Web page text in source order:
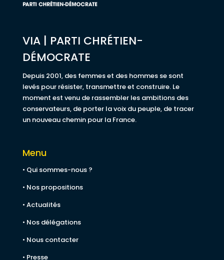
VIA | PARTI CHRÉTIEN-
DÉMOCRATE
Depuis 2001, des femmes et des hommes se sont
levés pour résister, transmettre et construire. Le
moment est venu de rassembler les ambitions des
conservateurs, de porter la voix du peuple, de tracer
un nouveau chemin pour la France.
Menu
• Qui sommes-nous ?
• Nos propositions
• Actualités
• Nos délégations
• Nous contacter
• Presse